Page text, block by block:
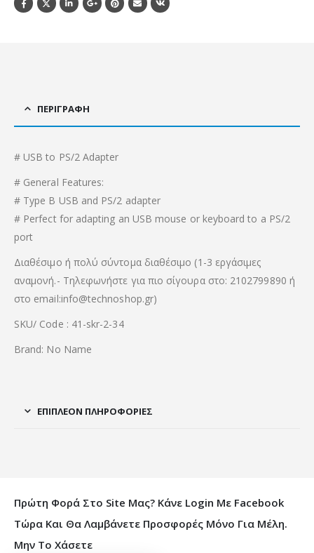
ΠΕΡΙΓΡΑΦΉ
# USB to PS/2 Adapter
# General Features:
# Type B USB and PS/2 adapter
# Perfect for adapting an USB mouse or keyboard to a PS/2
port
Διαθέσιμο ή πολύ σύντομα διαθέσιμο (1-3 εργάσιμες
αναμονή.- Τηλεφωνήστε για πιο σίγουρα στο: 2102799890 ή
στο email:info@technoshop.gr)
SKU/ Code : 41-skr-2-34
Brand: No Name
ΕΠΙΠΛΈΟΝ ΠΛΗΡΟΦΟΡΊΕΣ
Πρώτη Φορά Στο Site Μας? Κάνε Login Με Facebook
Τώρα Και Θα Λαμβάνετε Προσφορές Μόνο Για Μέλη.
Μην Το Χάσετε